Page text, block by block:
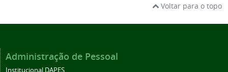
Voltar para o topo
Administração de Pessoal
Institucional DAPES